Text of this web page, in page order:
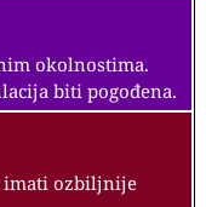
okolnostima.
biti pogođena.
imati ozbiljnije